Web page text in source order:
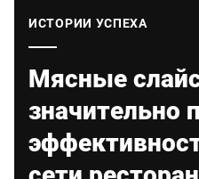
ИСТОРИИ УСПЕХА
Мясные
значительно